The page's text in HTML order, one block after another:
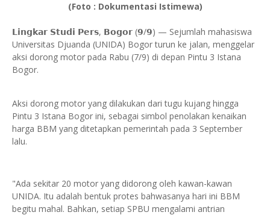
(Foto : Dokumentasi Istimewa)
𝗟𝗶𝗻𝗴𝗸𝗮𝗿 𝗦𝘁𝘂𝗱𝗶 𝗣𝗲𝗿𝘀, 𝗕𝗼𝗴𝗼𝗿 (𝟵/𝟵) — Sejumlah mahasiswa
Universitas Djuanda (UNIDA) Bogor turun ke jalan, menggelar
aksi dorong motor pada Rabu (7/9) di depan Pintu 3 Istana
Bogor.
Aksi dorong motor yang dilakukan dari tugu kujang hingga
Pintu 3 Istana Bogor ini, sebagai simbol penolakan kenaikan
harga BBM yang ditetapkan pemerintah pada 3 September
lalu.
"Ada sekitar 20 motor yang didorong oleh kawan-kawan
UNIDA. Itu adalah bentuk protes bahwasanya hari ini BBM
begitu mahal. Bahkan, setiap SPBU mengalami antrian